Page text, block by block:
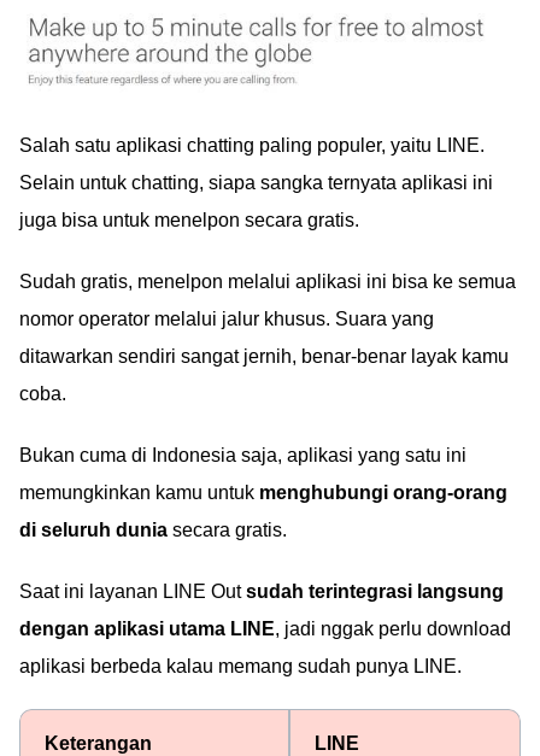
Salah satu aplikasi chatting paling populer, yaitu LINE.
Selain untuk chatting, siapa sangka ternyata aplikasi ini
juga bisa untuk menelpon secara gratis.
Sudah gratis, menelpon melalui aplikasi ini bisa ke semua
nomor operator melalui jalur khusus. Suara yang
ditawarkan sendiri sangat jernih, benar-benar layak kamu
coba.
Bukan cuma di Indonesia saja, aplikasi yang satu ini
memungkinkan kamu untuk menghubungi orang-orang
di seluruh dunia secara gratis.
Saat ini layanan LINE Outsudah terintegrasi langsung
dengan aplikasi utama LINE, jadi nggak perlu download
aplikasi berbeda kalau memang sudah punya LINE.
Keterangan LINE